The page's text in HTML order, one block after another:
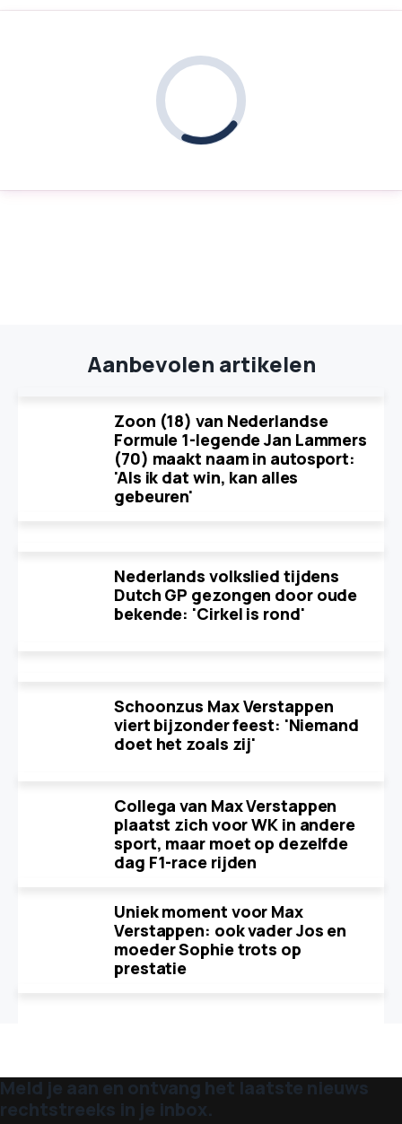
Aanbevolen artikelen
Zoon (18) van Nederlandse
Formule 1-legende Jan Lammers
(70) maakt naam in autosport:
'Als ik dat win, kan alles
gebeuren'
Nederlands volkslied tijdens
Dutch GP gezongen door oude
bekende: 'Cirkel is rond'
Schoonzus Max Verstappen
viert bijzonder feest: 'Niemand
doet het zoals zij'
Collega van Max Verstappen
plaatst zich voor WK in andere
sport, maar moet op dezelfde
dag F1-race rijden
Uniek moment voor Max
Verstappen: ook vader Jos en
moeder Sophie trots op
prestatie
Meld je aan en ontvang het laatste nieuws
rechtstreeks in je inbox.